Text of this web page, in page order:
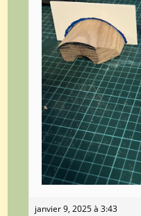
janvier 9, 2025 à 3:43